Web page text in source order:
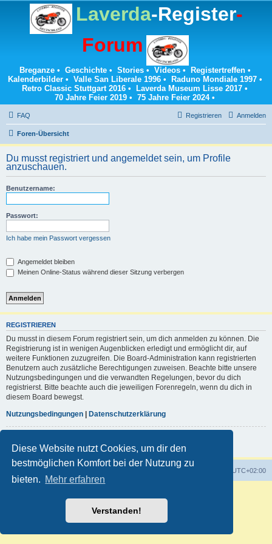
Diese Website nutzt Cookies, um dir den
bestmöglichen Komfort bei der Nutzung zu
bieten. Mehr erfahren
Verstanden!
Laverda-Register-
Forum
Breganze• Geschichte• Stories• Videos• Registertreffen•
Kalenderbilder• Valle San Liberale 1996• Raduno Mondiale 1997•
Retro Classic Stuttgart 2016 • Laverda Museum Lisse 2017 •
70 Jahre Feier 2019 • 75 Jahre Feier 2024•
FAQ Anmelden
Registrieren
Foren-Übersicht
Du musst registriert und angemeldet sein, um Profile
anzuschauen.
Benutzername:
Passwort:
Ich habe mein Passwort vergessen
Angemeldet bleiben
Meinen Online-Status während dieser Sitzung verbergen
REGISTRIEREN
Du musst in diesem Forum registriert sein, um dich anmelden zu können. Die
Registrierung ist in wenigen Augenblicken erledigt und ermöglicht dir, auf
weitere Funktionen zuzugreifen. Die Board-Administration kann registrierten
Benutzern auch zusätzliche Berechtigungen zuweisen. Beachte bitte unsere
Nutzungsbedingungen und die verwandten Regelungen, bevor du dich
registrierst. Bitte beachte auch die jeweiligen Forenregeln, wenn du dich in
diesem Board bewegst.
Nutzungsbedingungen
Datenschutzerklärung
UTC+02:00
Customized by